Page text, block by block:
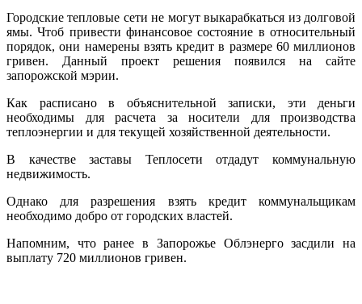
Городские тепловые сети не могут выкарабкаться из долговой
ямы. Чтоб привеcти финансовое состояние в относительный
порядок, они намерены взять кредит в размере 60 миллионов
гривен. Данный проект решения появился на сайте
запорожской мэрии.
Как расписано в объяснительной записки, эти деньги
необходимы для расчета за носители для производства
теплоэнергии и для текущей хозяйственной деятельности.
В качестве заставы Теплосети отдадут коммунальную
недвижимость.
Однако для разрешения взять кредит коммунальщикам
необходимо добро от городских властей.
Напомним, что ранее в Запорожье Облэнерго засдили на
выплату 720 миллионов гривен.